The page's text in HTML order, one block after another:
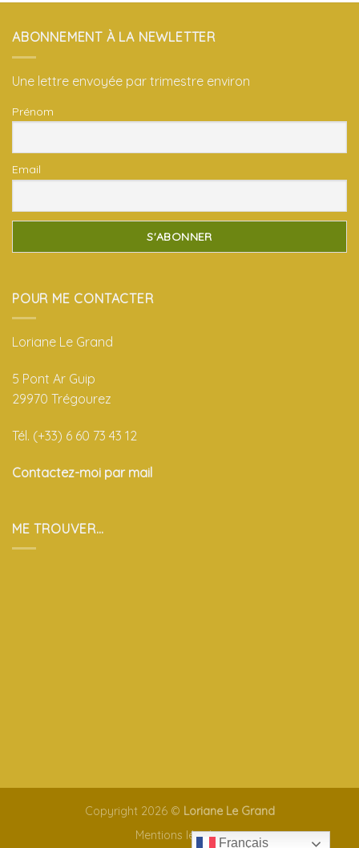
ABONNEMENT À LA NEWLETTER
Une lettre envoyée par trimestre environ
Prénom
Email
POUR ME CONTACTER
Loriane Le Grand
5 Pont Ar Guip
29970 Trégourez
Tél. (+33) 6 60 73 43 12
Contactez-moi par mail
ME TROUVER…
Copyright 2026 © Loriane Le Grand
Mentions légales
Français